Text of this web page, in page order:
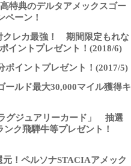
特典のデルタアメックスゴー
ペーン！
クレカ最強！ 期間限定もれな
イントプレゼント！(2018/6)
イントプレゼント！(2017/5)
ールド最大30,000マイル獲得キ
グジュアリーカード」 抽選
ク飛騨牛等プレゼント！
！ペルソナSTACIAアメック